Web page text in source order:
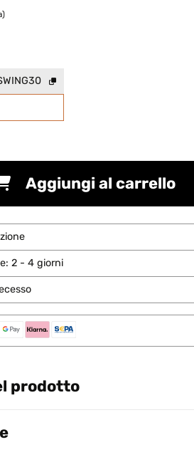
Aggiungi al carrello
2 - 4 giorni
prodotto